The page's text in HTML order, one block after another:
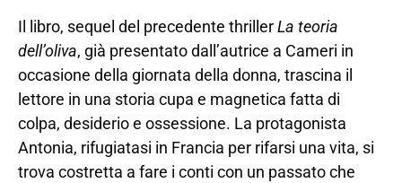
Il libro, sequel del precedente thrillerLa teoria
dell’oliva, già presentato dall’autrice a Cameri in
occasione della giornata della donna, trascina il
lettore in una storia cupa e magnetica fatta di
colpa, desiderio e ossessione. La protagonista
Antonia, rifugiatasi in Francia per rifarsi una vita, si
trova costretta a fare i conti con un passato che